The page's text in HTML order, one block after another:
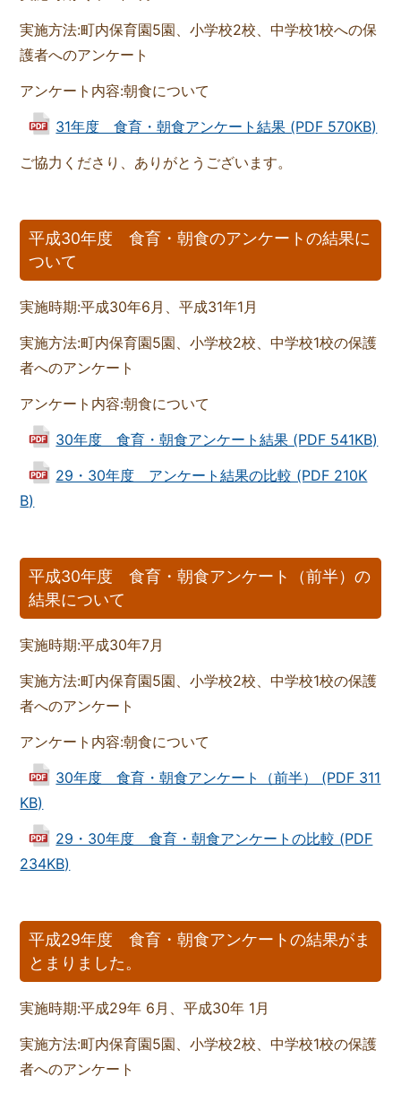
実施方法:町内保育園5園、小学校2校、中学校1校への保
護者へのアンケート
アンケート内容:朝食について
31年度 食育・朝食アンケート結果 (PDF 570KB)
ご協力くださり、ありがとうございます。
平成30年度 食育・朝食のアンケートの結果に
ついて
実施時期:平成30年6月、平成31年1月
実施方法:町内保育園5園、小学校2校、中学校1校の保護
者へのアンケート
アンケート内容:朝食について
30年度 食育・朝食アンケート結果 (PDF 541KB)
29・30年度 アンケート結果の比較 (PDF 210K
B)
平成30年度 食育・朝食アンケート（前半）の
結果について
実施時期:平成30年7月
実施方法:町内保育園5園、小学校2校、中学校1校の保護
者へのアンケート
アンケート内容:朝食について
30年度 食育・朝食アンケート（前半） (PDF 311
KB)
29・30年度 食育・朝食アンケートの比較 (PDF
234KB)
平成29年度 食育・朝食アンケートの結果がま
とまりました。
実施時期:平成29年 6月、平成30年 1月
実施方法:町内保育園5園、小学校2校、中学校1校の保護
者へのアンケート